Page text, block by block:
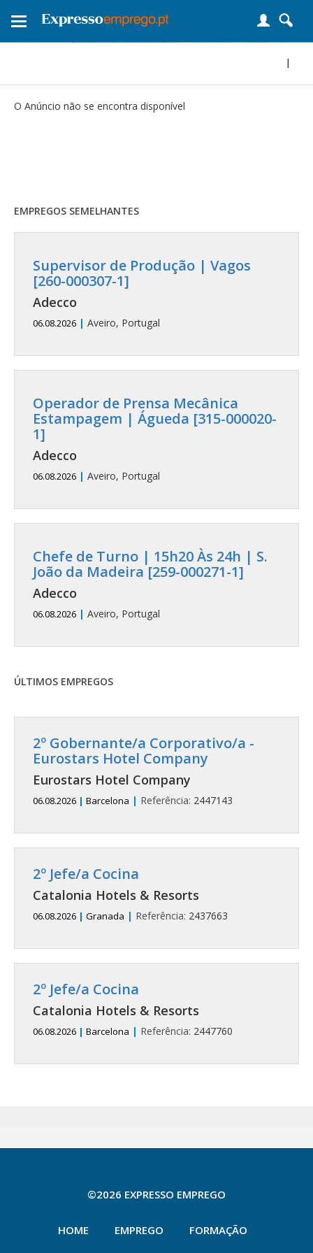
Toggle
|
O Anúncio não se encontra disponível
EMPREGOS SEMELHANTES
Supervisor de Produção | Vagos
[260-000307-1]
Adecco
06.08.2026 | Aveiro, Portugal
Operador de Prensa Mecânica
Estampagem | Águeda [315-000020-
1]
Adecco
06.08.2026 | Aveiro, Portugal
Chefe de Turno | 15h20 Às 24h | S.
João da Madeira [259-000271-1]
Adecco
06.08.2026 | Aveiro, Portugal
ÚLTIMOS EMPREGOS
2º Gobernante/a Corporativo/a -
Eurostars Hotel Company
Eurostars Hotel Company
06.08.2026 | Barcelona | Referência: 2447143
2º Jefe/a Cocina
Catalonia Hotels & Resorts
06.08.2026 | Granada | Referência: 2437663
2º Jefe/a Cocina
Catalonia Hotels & Resorts
06.08.2026 | Barcelona | Referência: 2447760
©2026 EXPRESSO EMPREGO
HOME EMPREGO FORMAÇÃO